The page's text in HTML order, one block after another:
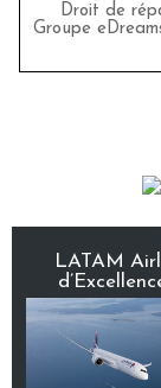
Droit de
Groupe
LATAM